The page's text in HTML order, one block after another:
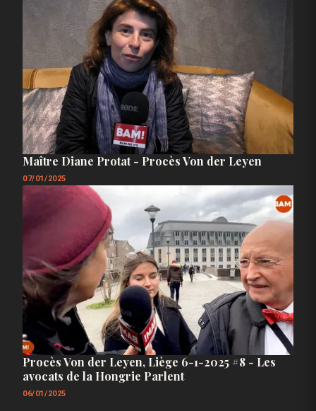
Maître Diane Protat - Procès Von der Leyen
07/01/2025
Procès Von der Leyen, Liège 6-1-2025 #8 - Les
avocats de la Hongrie Parlent
06/01/2025